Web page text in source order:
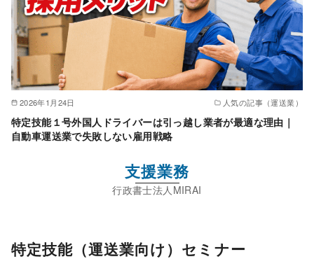
2026年1月24日 人気の記事（運送業）
特定技能１号外国人ドライバーは引っ越し業者が最適な理由｜
自動車運送業で失敗しない雇用戦略
支援業務
特定技能（運送業向け）セミナー